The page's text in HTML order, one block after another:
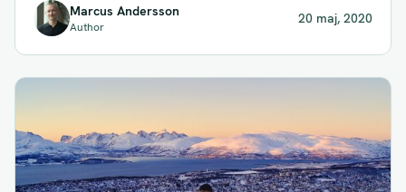
Marcus Andersson
Author
20 maj, 2020